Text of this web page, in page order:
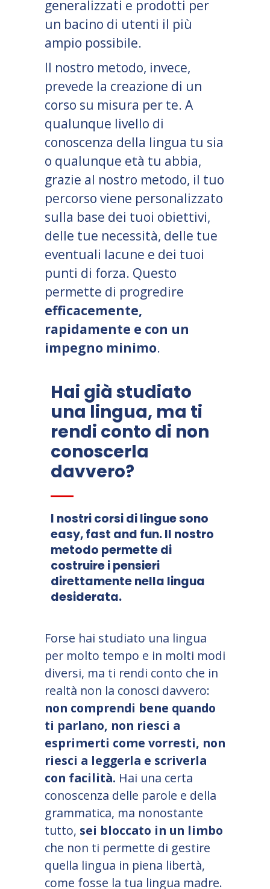
generalizzati e prodotti per
un bacino di utenti il più
ampio possibile.
Il nostro metodo, invece,
prevede la creazione di un
corso su misura per te. A
qualunque livello di
conoscenza della lingua tu sia
o qualunque età tu abbia,
grazie al nostro metodo, il tuo
percorso viene personalizzato
sulla base dei tuoi obiettivi,
delle tue necessità, delle tue
eventuali lacune e dei tuoi
punti di forza. Questo
permette di progredire
efficacemente,
rapidamente e con un
impegno minimo.
Hai già studiato
una lingua, ma ti
rendi conto di non
conoscerla
davvero?
I nostri corsi di lingue sono
easy, fast and fun. Il nostro
metodo permette di
costruire i pensieri
direttamente nella lingua
desiderata.
Forse hai studiato una lingua
per molto tempo e in molti modi
diversi, ma ti rendi conto che in
realtà non la conosci davvero:
non comprendi bene quando
ti parlano, non riesci a
esprimerti come vorresti, non
riesci a leggerla e scriverla
con facilità. Hai una certa
conoscenza delle parole e della
grammatica, ma nonostante
tutto, sei bloccato in un limbo
che non ti permette di gestire
quella lingua in piena libertà,
come fosse la tua lingua madre.